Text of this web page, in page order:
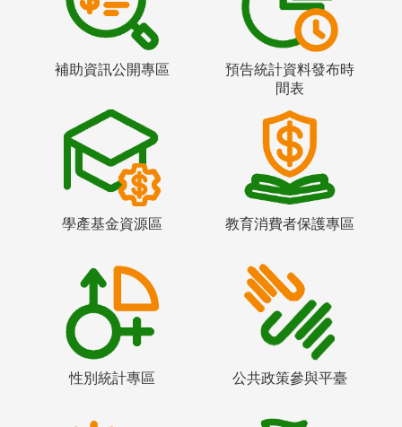
補助資訊公開專區
預告統計資料發布時
間表
學產基金資源區 教育消費者保護專區
性別統計專區 公共政策參與平臺